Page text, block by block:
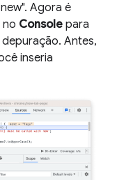
Agora é
no Console para
Antes,
inseria